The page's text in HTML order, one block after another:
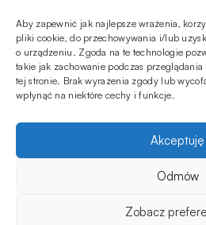
Aby zapewnić jak najlepsze wrażenia,
pliki cookie, do przechowywania i/lub
o urządzeniu. Zgoda na te technologie
takie jak zachowanie podczas
tej stronie. Brak wyrażenia zgody lub
wpłynąć na niektóre cechy i funkcje.
Akceptuję
Odmów
Zobacz
PRODUKTY
ShisheCybuchyTytonie
INFORMACJE
prywatności
Usługi
Szkolenia